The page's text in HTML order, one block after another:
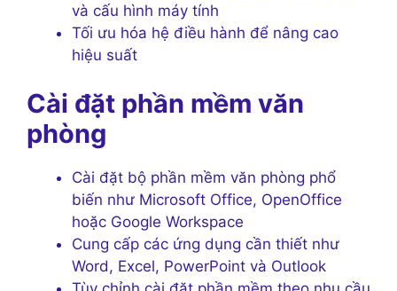
và cấu hình máy tính
Tối ưu hóa hệ điều hành để nâng cao
hiệu suất
Cài đặt phần mềm văn
phòng
Cài đặt bộ phần mềm văn phòng phổ
biến như Microsoft Office, OpenOffice
hoặc Google Workspace
Cung cấp các ứng dụng cần thiết như
Word, Excel, PowerPoint và Outlook